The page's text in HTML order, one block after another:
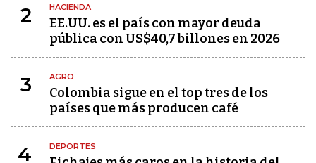
2 HACIENDA
EE.UU. es el país con mayor deuda
pública con US$40,7 billones en 2026
3 AGRO
Colombia sigue en el top tres de los
países que más producen café
4 DEPORTES